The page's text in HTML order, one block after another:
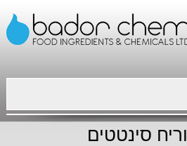
סינטטים